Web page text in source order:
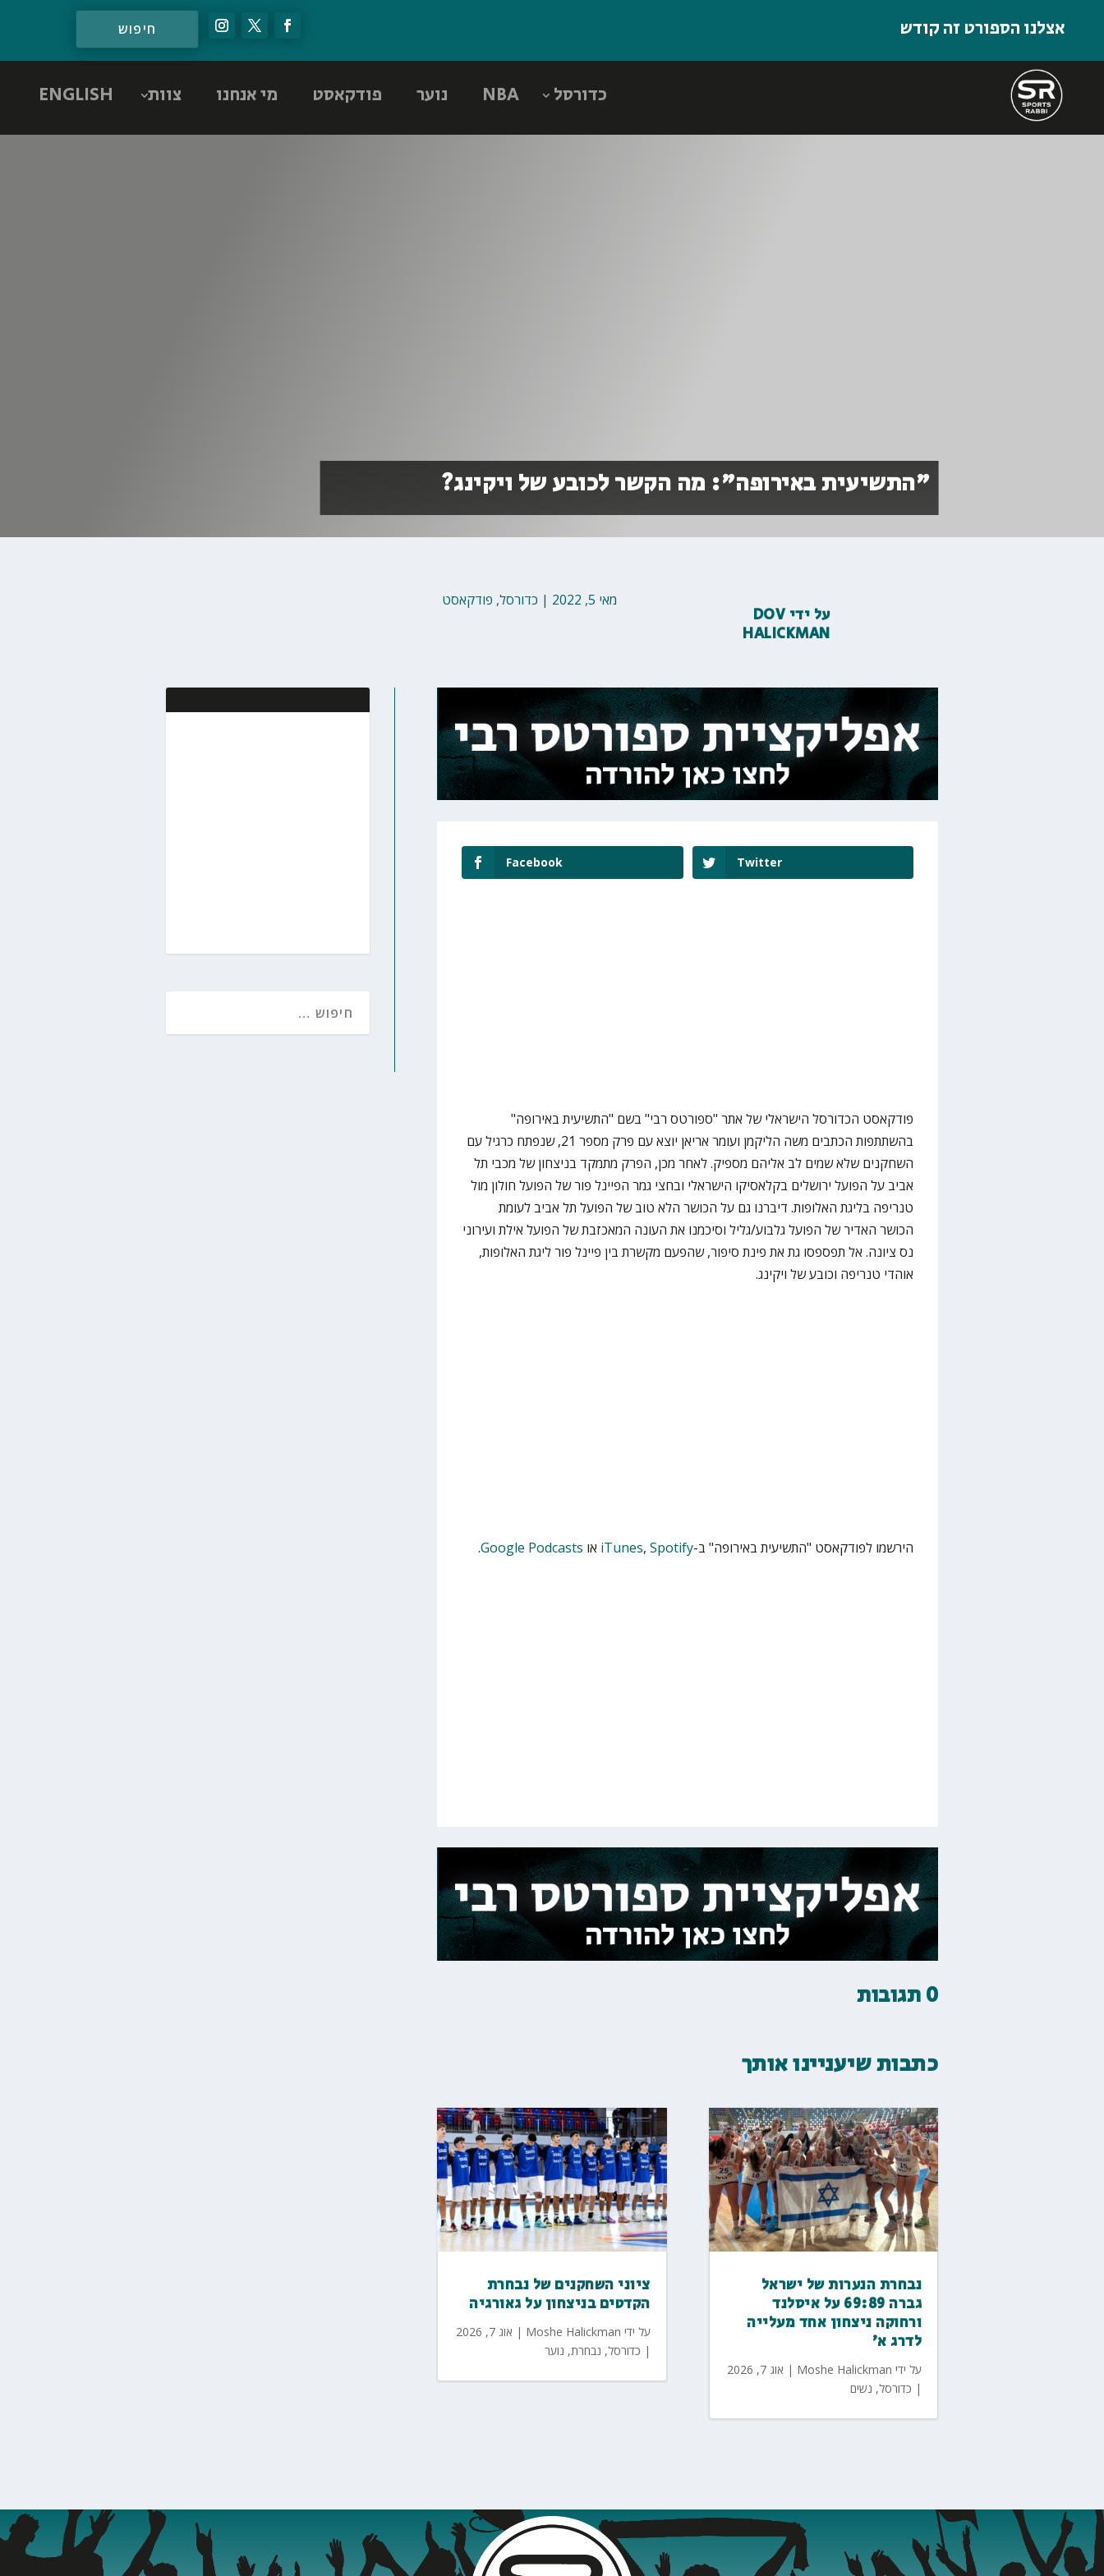
אצלנו הספורט זה קודש
כדורסל NBA נוער פודקאסט מי אנחנו צוות ENGLISH
"התשיעית באירופה": מה הקשר לכובע של ויקינג?
מאי 5, 2022 | כדורסל, פודקאסט
על ידיDOV
HALICKMAN
Facebook Twitter
פודקאסט הכדורסל הישראלי של אתר "ספורטס רבי" בשם "התשיעית באירופה"
בהשתתפות הכתבים משה הליקמן ועומר אריאן יוצא עם פרק מספר 21, שנפתח כרגיל עם
השחקנים שלא שמים לב אליהם מספיק. לאחר מכן, הפרק מתמקד בניצחון של מכבי תל
אביב על הפועל ירושלים בקלאסיקו הישראלי ובחצי גמר הפיינל פור של הפועל חולון מול
טנריפה בליגת האלופות. דיברנו גם על הכושר הלא טוב של הפועל תל אביב לעומת
הכושר האדיר של הפועל גלבוע/גליל וסיכמנו את העונה המאכזבת של הפועל אילת ועירוני
נס ציונה. אל תפספסו גת את פינת סיפור, שהפעם מקשרת בין פיינל פור ליגת האלופות,
אוהדי טנריפה וכובע של ויקינג.
הירשמו לפודקאסט "התשיעית באירופה" ב- iTunes,Spotify או Google Podcasts
.
0 תגובות
כתבות שיעניינו אותך
ציוני השחקנים של נבחרת
הקדטים בניצחון על גאורגיה
על ידי Moshe Halickman
| אוג 7, 2026
| כדורסל, נבחרת, נוער
נבחרת הנערות של ישראל
גברה 69:89 על איסלנד
ורחוקה ניצחון אחד מעלייה
לדרג א'
על ידי Moshe Halickman
| אוג 7, 2026
| כדורסל, נשים